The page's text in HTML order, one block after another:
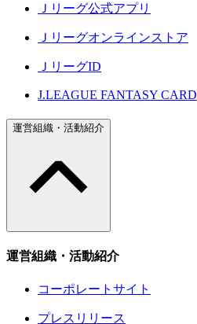
Ｊリーグ公式アプリ
Ｊリーグオンラインストア
ＪリーグID
J.LEAGUE FANTASY CARD
運営組織・活動紹介
運営組織・活動紹介
コーポレートサイト
プレスリリース